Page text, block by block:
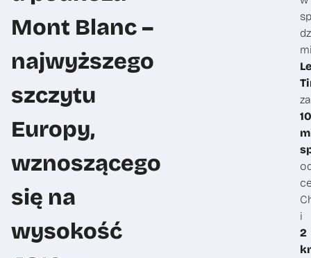
Mont Blanc –
najwyższego
szczytu
Europy,
wznoszącego
się na
wysokość
10
i
2